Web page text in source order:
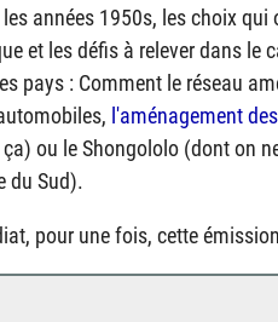
années 1950s, les choix
et les défis à relever dans le
pays : Comment le réseau
l'aménagement
ou le Shongololo (dont on
du Sud).
pour une fois, cette